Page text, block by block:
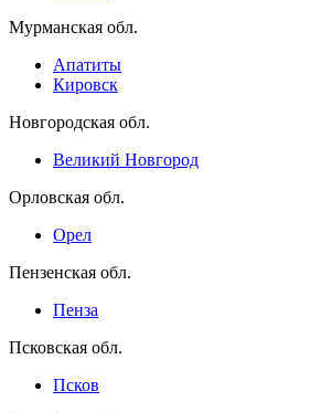
Мурманская обл.
Апатиты
Кировск
Новгородская обл.
Великий Новгород
Орловская обл.
Орел
Пензенская обл.
Пенза
Псковская обл.
Псков